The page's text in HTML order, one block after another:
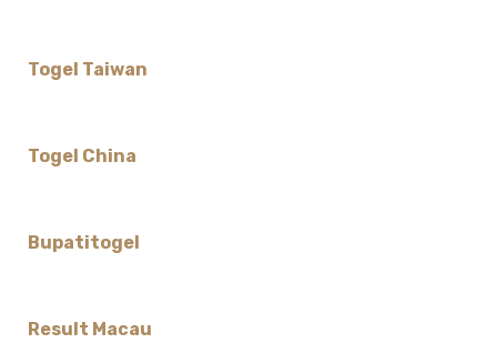
Togel Taiwan
Togel China
Bupatitogel
Result Macau